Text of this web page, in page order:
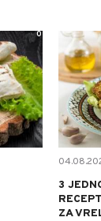
0
3
ZA